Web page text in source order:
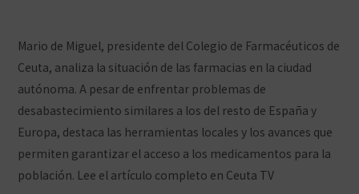
Mario de Miguel, presidente del Colegio de Farmacéuticos de
Ceuta, analiza la situación de las farmacias en la ciudad
autónoma. A pesar de enfrentar problemas de
desabastecimiento similares a los del resto de España y
Europa, destaca las herramientas locales y los avances que
permiten garantizar el acceso a los medicamentos para la
población. Lee el artículo completo en Ceuta TV